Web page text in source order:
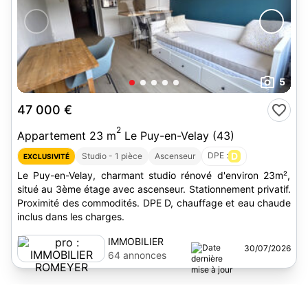
5
47 000 €
Appartement 23 m2 Le Puy-en-Velay (43)
EXCLUSIVITÉ Studio - 1 pièce Ascenseur DPE : D
Le Puy-en-Velay, charmant studio rénové d'environ 23m²,
situé au 3ème étage avec ascenseur. Stationnement privatif.
Proximité des commodités. DPE D, chauffage et eau chaude
inclus dans les charges.
IMMOBILIER
ROMEYER
64 annonces
30/07/2026